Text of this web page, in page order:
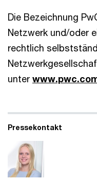
Die Bezeichnung
Netzwerk und/oder
rechtlich
unter
Pressekontakt